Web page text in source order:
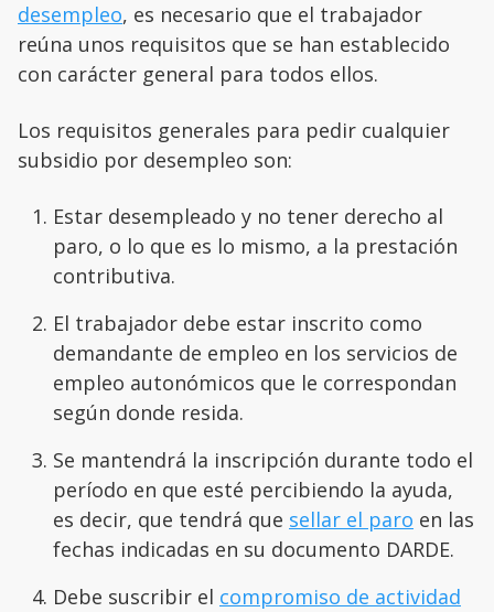
desempleo, es necesario que el trabajador
reúna unos requisitos que se han establecido
con carácter general para todos ellos.
Los requisitos generales para pedir cualquier
subsidio por desempleo son:
Estar desempleado y no tener derecho al
paro, o lo que es lo mismo, a la prestación
contributiva.
El trabajador debe estar inscrito como
demandante de empleo en los servicios de
empleo autonómicos que le correspondan
según donde resida.
Se mantendrá la inscripción durante todo el
período en que esté percibiendo la ayuda,
es decir, que tendrá que sellar el paro en las
fechas indicadas en su documento DARDE.
Debe suscribir el compromiso de actividad